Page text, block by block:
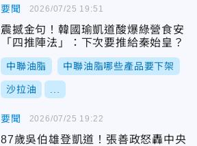
要聞
震撼金句！韓國瑜凱道酸爆綠營食安
「四推陣法」：下次要推給秦始皇？
中聯油脂 中聯油脂哪些產品要下架
沙拉油
2026/07/25 19:51
要聞
87歲吳伯雄登凱道！張善政怒轟中央
2026/07/25 19:22